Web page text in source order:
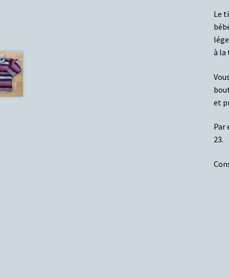
Le
à la
et
Par
23.